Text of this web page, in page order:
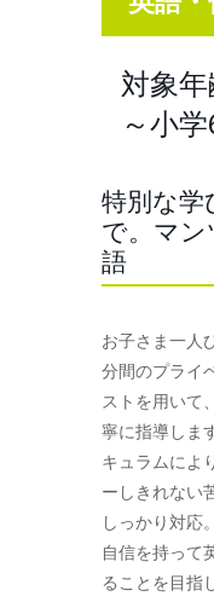
対象
～小学
特別な学
で。マ
語
お子さま一人
分間のプライ
ストを用いて
寧に指導しま
キュラムによ
ーしきれない
しっかり対応。
自信を持って
ることを目指